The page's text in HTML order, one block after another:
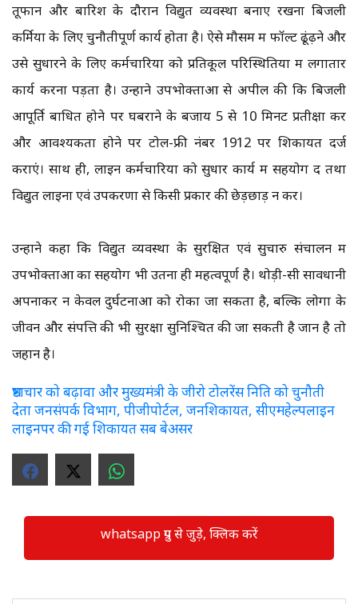
तूफान और बारिश के दौरान विद्युत व्यवस्था बनाए रखना बिजली
कर्मियों के लिए चुनौतीपूर्ण कार्य होता है। ऐसे मौसम में फॉल्ट ढूंढ़ने और
उसे सुधारने के लिए कर्मचारियों को प्रतिकूल परिस्थितियों में लगातार
कार्य करना पड़ता है। उन्होंने उपभोक्ताओं से अपील की कि बिजली
आपूर्ति बाधित होने पर घबराने के बजाय 5 से 10 मिनट प्रतीक्षा करें
और आवश्यकता होने पर टोल-फ्री नंबर 1912 पर शिकायत दर्ज
कराएं। साथ ही, लाइन कर्मचारियों को सुधार कार्य में सहयोग दें तथा
विद्युत लाइनों एवं उपकरणों से किसी प्रकार की छेड़छाड़ न करें।
उन्होंने कहा कि विद्युत व्यवस्था के सुरक्षित एवं सुचारु संचालन में
उपभोक्ताओं का सहयोग भी उतना ही महत्वपूर्ण है। थोड़ी-सी सावधानी
अपनाकर न केवल दुर्घटनाओं को रोका जा सकता है, बल्कि लोगों के
जीवन और संपत्ति की भी सुरक्षा सुनिश्चित की जा सकती है जान है तो
जहान है।
भ्रष्टाचार को बढ़ावा और मुख्यमंत्री के जीरो टोलरेंस निति को चुनौती
देता जनसंपर्क विभाग, पीजीपोर्टल, जनशिकायत, सीएमहेल्पलाइन
लाइनपर की गई शिकायत सब बेअसर
whatsapp ग्रुप से जुड़े, क्लिक करें